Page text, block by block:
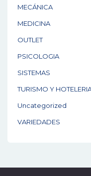
MECÁNICA
MEDICINA
OUTLET
PSICOLOGIA
SISTEMAS
TURISMO Y
Uncategorized
VARIEDADES